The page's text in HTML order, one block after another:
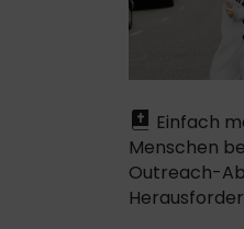
Einfach
Menschen
Outreach-